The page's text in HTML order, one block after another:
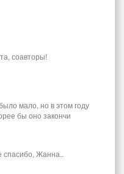
соавторы!
мало, но в этом году
бы оно закончи
Жанна..